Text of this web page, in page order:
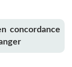
concordance